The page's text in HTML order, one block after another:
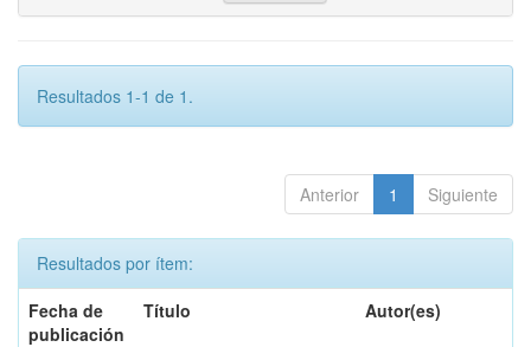
Resultados 1-1 de 1.
Anterior 1 Siguiente
Resultados por ítem:
Fecha de
publicación
Título Autor(es)